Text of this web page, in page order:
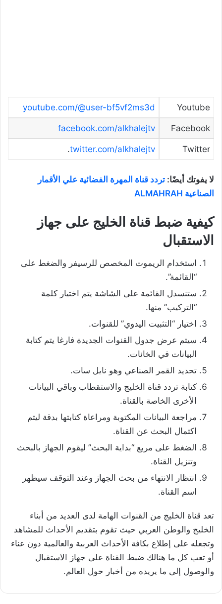
Youtube
youtube.com/@user-bf5vf2ms3d
Facebook
facebook.com/alkhalejtv
Twitter
twitter.com/alkhalejtv
.
لا يفوتك أيضًا: تردد قناة المهرة الفضائية علي الأقمار
الصناعية ALMAHRAH
كيفية ضبط قناة الخليج على جهاز
الاستقبال
استخدام الريموت المخصص للرسيفر والضغط على
“القائمة”.
ستنسدل القائمة على الشاشة يتم اختيار كلمة
“التركيب” منها.
اختيار “التثبيت اليدوي” للقنوات.
سيتم عرض جدول القنوات الجديدة فارغا يتم كتابة
البيانات في الخانات.
تحديد القمر الصناعي وهو نايل سات.
كتابة تردد قناة الخليج والاستقطاب وباقي البيانات
الأخرى الخاصة بالقناة.
مراجعة البيانات المكتوبة ومراعاة كتابتها بدقة ليتم
اكتمال البحث عن القناة.
الضغط على مربع “بداية البحث” ليقوم الجهاز بالبحث
وتنزيل القناة.
انتظار الانتهاء من بحث الجهاز وعند التوقف سيظهر
اسم القناة.
تعد قناة الخليج من القنوات الهامة لدى العديد من أبناء
الخليج والوطن العربي حيث تقوم بتقديم الأحداث للمشاهد
وتجعله على إطلاع بكافة الأحداث العربية والعالمية دون عناء
أو تعب كل ما هنالك ضبط القناة على جهاز الاستقبال
والوصول إلى ما يريده من أخبار حول العالم.